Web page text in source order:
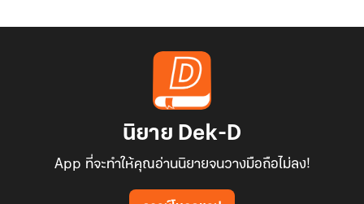
นิยาย Dek-D
App ที่จะทำให้คุณอ่านนิยายจนวางมือถือไม่ลง!